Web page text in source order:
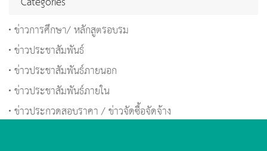
ข่าวการศึกษา/ หลักสูตรอบรม
ข่าวประชาสัมพันธ์
ข่าวประชาสัมพันธ์ภายนอก
ข่าวประชาสัมพันธ์ภายใน
ข่าวประกวดสอบราคา / ข่าวจัดซื้อจัดจ้าง